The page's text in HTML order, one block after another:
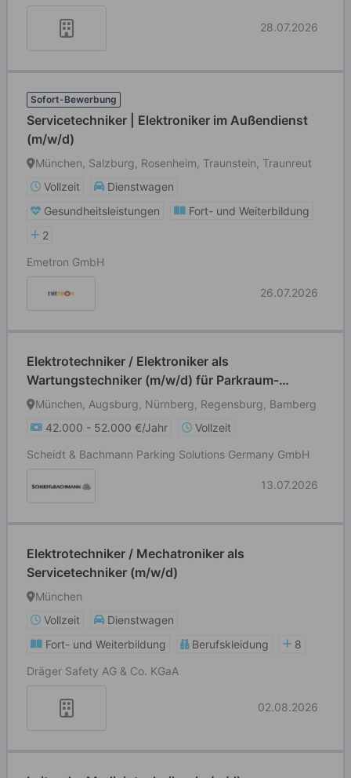
28.07.2026
Sofort-Bewerbung
Servicetechniker | Elektroniker im Außendienst
(m/w/d)
München, Salzburg, Rosenheim, Traunstein, Traunreut
Vollzeit
Dienstwagen
Gesundheitsleistungen
Fort- und Weiterbildung
2
Emetron GmbH
26.07.2026
Elektrotechniker / Elektroniker als
Wartungstechniker (m/w/d) für Parkraum-
Lösungen Großraum Bayern
München, Augsburg, Nürnberg, Regensburg, Bamberg
42.000 - 52.000 €/Jahr
Vollzeit
Scheidt & Bachmann Parking Solutions Germany GmbH
13.07.2026
Elektrotechniker / Mechatroniker als
Servicetechniker (m/w/d)
München
Vollzeit
Dienstwagen
Fort- und Weiterbildung
Berufskleidung
8
Dräger Safety AG & Co. KGaA
02.08.2026